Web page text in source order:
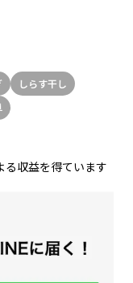
しらす干し
る収益を得ています